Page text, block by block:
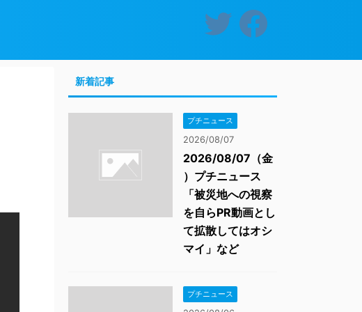
新着記事
プチニュース
2026/08/07
2026/08/07（金
）プチニュース
「被災地への視察
を自らPR動画とし
て拡散してはオシ
マイ」など
プチニュース